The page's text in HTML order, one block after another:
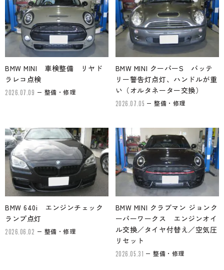
BMW MINI 車検整備 リヤド
ラレコ点検
2026.07.09 整備・修理
BMW MINI クーパーS バッテ
リー警告灯点灯、ハンドルが重
い（オルタネーター交換）
2026.07.05 整備・修理
BMW 640i エンジンチェック
ランプ点灯
2026.06.02 整備・修理
BMW MINI クラブマン ジョンク
ーパーワークス エンジンオイ
ル交換／タイヤ付替え／空気圧
リセット
2026.05.31 整備・修理